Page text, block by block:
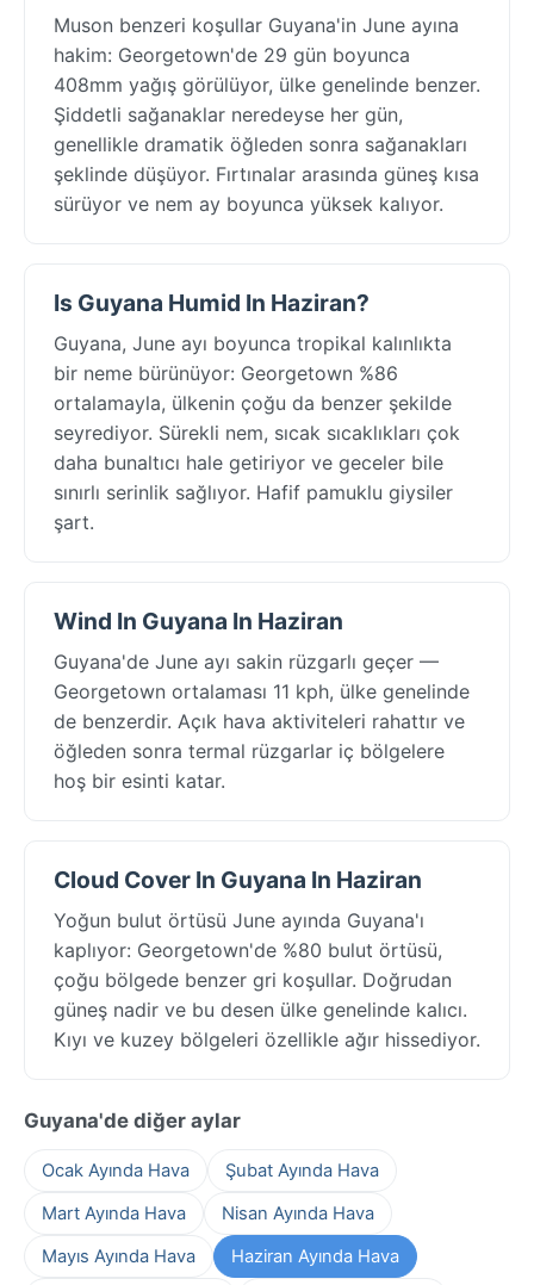
Muson benzeri koşullar Guyana'in June ayına
hakim: Georgetown'de 29 gün boyunca
408mm yağış görülüyor, ülke genelinde benzer.
Şiddetli sağanaklar neredeyse her gün,
genellikle dramatik öğleden sonra sağanakları
şeklinde düşüyor. Fırtınalar arasında güneş kısa
sürüyor ve nem ay boyunca yüksek kalıyor.
Is Guyana Humid In Haziran?
Guyana, June ayı boyunca tropikal kalınlıkta
bir neme bürünüyor: Georgetown %86
ortalamayla, ülkenin çoğu da benzer şekilde
seyrediyor. Sürekli nem, sıcak sıcaklıkları çok
daha bunaltıcı hale getiriyor ve geceler bile
sınırlı serinlik sağlıyor. Hafif pamuklu giysiler
şart.
Wind In Guyana In Haziran
Guyana'de June ayı sakin rüzgarlı geçer —
Georgetown ortalaması 11 kph, ülke genelinde
de benzerdir. Açık hava aktiviteleri rahattır ve
öğleden sonra termal rüzgarlar iç bölgelere
hoş bir esinti katar.
Cloud Cover In Guyana In Haziran
Yoğun bulut örtüsü June ayında Guyana'ı
kaplıyor: Georgetown'de %80 bulut örtüsü,
çoğu bölgede benzer gri koşullar. Doğrudan
güneş nadir ve bu desen ülke genelinde kalıcı.
Kıyı ve kuzey bölgeleri özellikle ağır hissediyor.
Guyana'de diğer aylar
Ocak Ayında Hava
Şubat Ayında Hava
Mart Ayında Hava
Nisan Ayında Hava
Mayıs Ayında Hava
Haziran Ayında Hava